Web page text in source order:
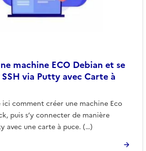
machine ECO Debian et se
via Putty avec Carte à
ici comment créer une machine Eco
puis s’y connecter de manière
avec une carte à puce. (…)